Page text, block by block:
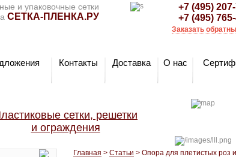
и упаковочные сетки
СЕТКА-ПЛЕНКА.РУ
+7 (495)
+7 (495)
Заказать
Контакты Доставка О нас
сетки, решетки
и ограждения
Главная > Статьи > Опора для плетистых роз